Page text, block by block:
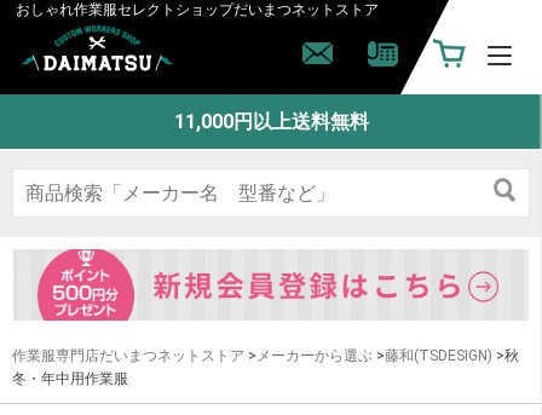
おしゃれ作業服セレクトショップだいまつネットストア
11,000円以上送料無料
作業服専門店だいまつネットストア > メーカーから選ぶ >藤和(TSDESIGN) >秋
冬・年中用作業服